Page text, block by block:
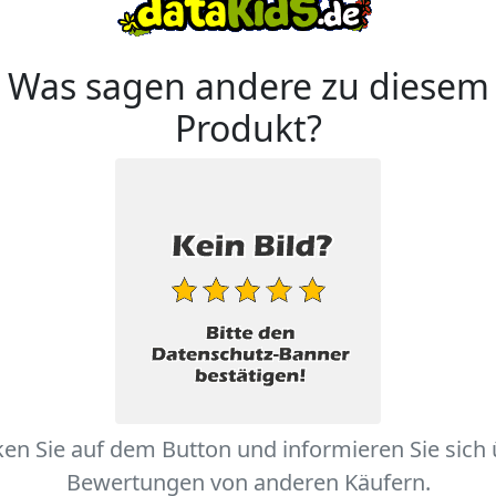
Was sagen andere zu diesem
Produkt?
Sie auf dem Button und informieren Sie sich
Bewertungen von anderen Käufern.